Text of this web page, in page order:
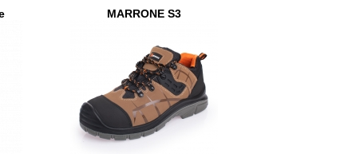
MARRONE S3